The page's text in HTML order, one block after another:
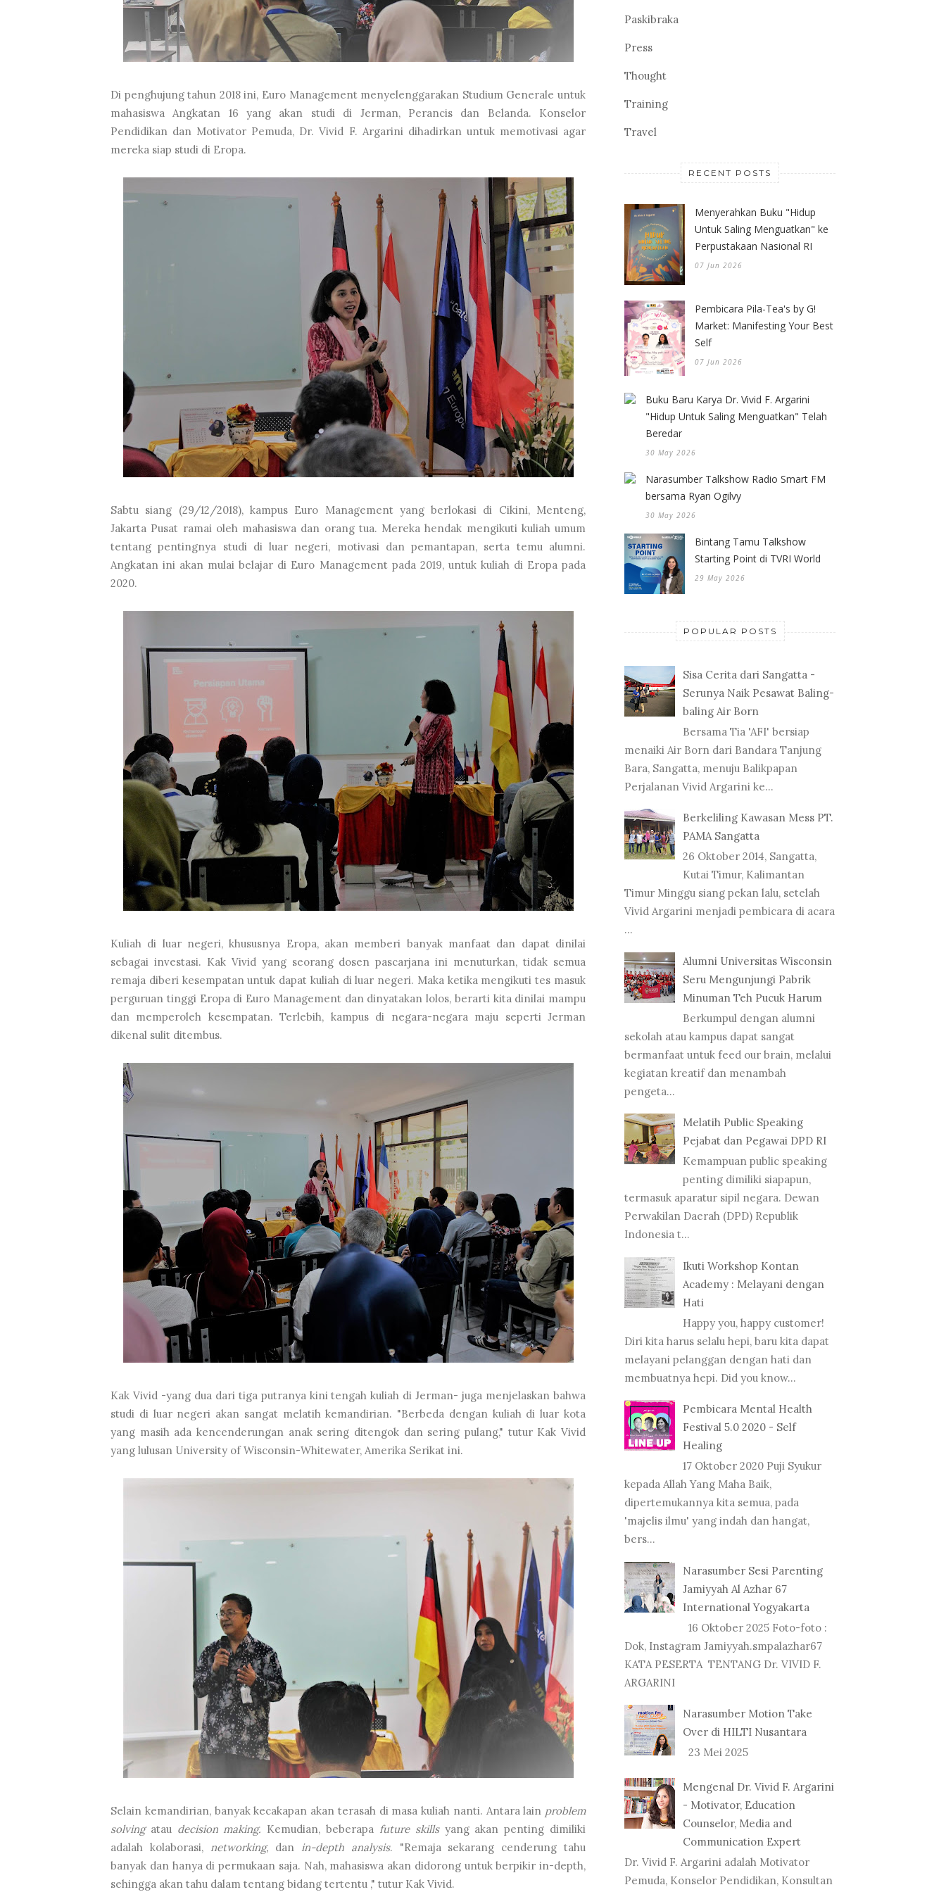
Di penghujung tahun 2018 ini, Euro Management menyelenggarakan Studium Generale untuk
mahasiswa Angkatan 16 yang akan studi di Jerman, Perancis dan Belanda. Konselor
Pendidikan dan Motivator Pemuda, Dr. Vivid F. Argarini dihadirkan untuk memotivasi agar
mereka siap studi di Eropa.
Sabtu siang (29/12/2018), kampus Euro Management yang berlokasi di Cikini, Menteng,
Jakarta Pusat ramai oleh mahasiswa dan orang tua. Mereka hendak mengikuti kuliah umum
tentang pentingnya studi di luar negeri, motivasi dan pemantapan, serta temu alumni.
Angkatan ini akan mulai belajar di Euro Management pada 2019, untuk kuliah di Eropa pada
2020.
Kuliah di luar negeri, khususnya Eropa, akan memberi banyak manfaat dan dapat dinilai
sebagai investasi. Kak Vivid yang seorang dosen pascarjana ini menuturkan, tidak semua
remaja diberi kesempatan untuk dapat kuliah di luar negeri. Maka ketika mengikuti tes masuk
perguruan tinggi Eropa di Euro Management dan dinyatakan lolos, berarti kita dinilai mampu
dan memperoleh kesempatan. Terlebih, kampus di negara-negara maju seperti Jerman
dikenal sulit ditembus.
Kak Vivid -yang dua dari tiga putranya kini tengah kuliah di Jerman- juga menjelaskan bahwa
studi di luar negeri akan sangat melatih kemandirian. "Berbeda dengan kuliah di luar kota
yang masih ada kencenderungan anak sering ditengok dan sering pulang," tutur Kak Vivid
yang lulusan University of Wisconsin-Whitewater, Amerika Serikat ini.
Selain kemandirian, banyak kecakapan akan terasah di masa kuliah nanti. Antara lain problem
solving ataudecision making. Kemudian, beberapa future skills yang akan penting dimiliki
adalah kolaborasi, networking, dan in-depth analysis. "Remaja sekarang cenderung tahu
banyak dan hanya di permukaan saja. Nah, mahasiswa akan didorong untuk berpikir in-depth,
sehingga akan tahu dalam tentang bidang tertentu ," tutur Kak Vivid.
Paskibraka
Press
Thought
Training
Travel
RECENT POSTS
Menyerahkan Buku "Hidup
Untuk Saling Menguatkan" ke
Perpustakaan Nasional RI
07 Jun 2026
Pembicara Pila-Tea's by G!
Market: Manifesting Your Best
Self
07 Jun 2026
Buku Baru Karya Dr. Vivid F. Argarini
"Hidup Untuk Saling Menguatkan" Telah
Beredar
30 May 2026
Narasumber Talkshow Radio Smart FM
bersama Ryan Ogilvy
30 May 2026
Bintang Tamu Talkshow
Starting Point di TVRI World
29 May 2026
POPULAR POSTS
Sisa Cerita dari Sangatta -
Serunya Naik Pesawat Baling-
baling Air Born
Bersama Tia 'AFI' bersiap
menaiki Air Born dari Bandara Tanjung
Bara, Sangatta, menuju Balikpapan
Perjalanan Vivid Argarini ke...
Berkeliling Kawasan Mess PT.
PAMA Sangatta
26 Oktober 2014, Sangatta,
Kutai Timur, Kalimantan
Timur Minggu siang pekan lalu, setelah
Vivid Argarini menjadi pembicara di acara
...
Alumni Universitas Wisconsin
Seru Mengunjungi Pabrik
Minuman Teh Pucuk Harum
Berkumpul dengan alumni
sekolah atau kampus dapat sangat
bermanfaat untuk feed our brain, melalui
kegiatan kreatif dan menambah
pengeta...
Melatih Public Speaking
Pejabat dan Pegawai DPD RI
Kemampuan public speaking
penting dimiliki siapapun,
termasuk aparatur sipil negara. Dewan
Perwakilan Daerah (DPD) Republik
Indonesia t...
Ikuti Workshop Kontan
Academy : Melayani dengan
Hati
Happy you, happy customer!
Diri kita harus selalu hepi, baru kita dapat
melayani pelanggan dengan hati dan
membuatnya hepi. Did you know...
Pembicara Mental Health
Festival 5.0 2020 - Self
Healing
17 Oktober 2020 Puji Syukur
kepada Allah Yang Maha Baik,
dipertemukannya kita semua, pada
'majelis ilmu' yang indah dan hangat,
bers...
Narasumber Sesi Parenting
Jamiyyah Al Azhar 67
International Yogyakarta
16 Oktober 2025 Foto-foto :
Dok, Instagram Jamiyyah.smpalazhar67
KATA PESERTA TENTANG Dr. VIVID F.
ARGARINI
Narasumber Motion Take
Over di HILTI Nusantara
23 Mei 2025
Mengenal Dr. Vivid F. Argarini
- Motivator, Education
Counselor, Media and
Communication Expert
Dr. Vivid F. Argarini adalah Motivator
Pemuda, Konselor Pendidikan, Konsultan